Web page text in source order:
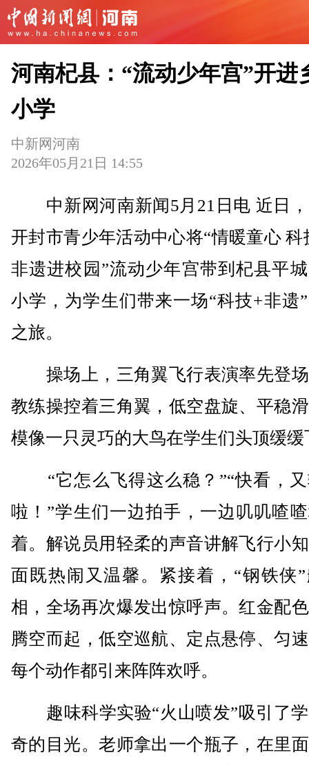
河南杞县：“流动少年宫”开进
小学
中新网河南
2026年05月21日 14:55
中新网河南新闻5月21日电 近日，
开封市青少年活动中心将“情暖童心 科
非遗进校园”流动少年宫带到杞县平
小学，为学生们带来一场“科技+非遗
之旅。
操场上，三角翼飞行表演率先登
教练操控着三角翼，低空盘旋、平稳
模像一只灵巧的大鸟在学生们头顶缓缓
“它怎么飞得这么稳？”“快看，又
啦！”学生们一边拍手，一边叽叽喳
着。解说员用轻柔的声音讲解飞行小
面既热闹又温馨。紧接着，“钢铁侠
相，全场再次爆发出惊呼声。红金配
腾空而起，低空巡航、定点悬停、匀
每个动作都引来阵阵欢呼。
趣味科学实验“火山喷发”吸引了
奇的目光。老师拿出一个瓶子，在里